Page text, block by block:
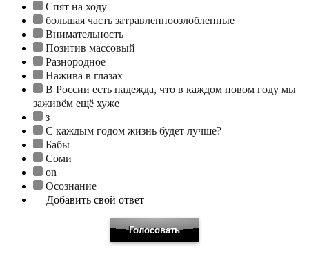
Спят на ходу
большая часть затравленноозлобленные
Внимательность
Позитив массовый
Разнородное
Нажива в глазах
В России есть надежда, что в каждом новом году мы
заживём ещё хуже
з
С каждым годом жизнь будет лучше?
Бабы
Соми
on
Осознание
Добавить свой ответ